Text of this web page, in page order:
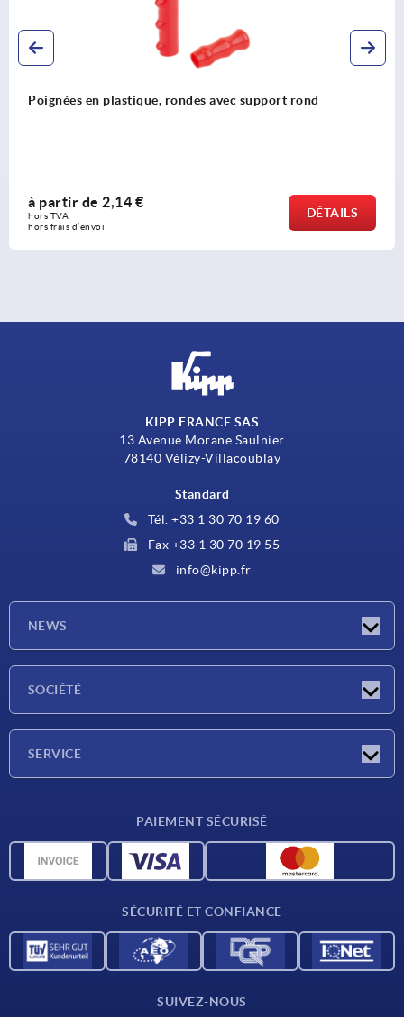
Poignée plastique ronde
à partir de
KIPP FRANCE SAS
13 Avenue Morane Saulnier
78140 Vélizy-Villacoublay
Standard
Tél. +33 1 30 70 19 60
Fax +33 1 30 70 19 55
info@kipp.fr
NEWS
SOCIÉTÉ
SERVICE
Données CAO
PAIEMENT SÉCURISÉ
SÉCURITÉ ET CONFIANCE
SUIVEZ-NOUS